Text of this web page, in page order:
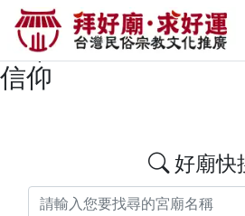
搜尋台中市大安區中
料 | 拜好廟求好運
信仰
好廟快